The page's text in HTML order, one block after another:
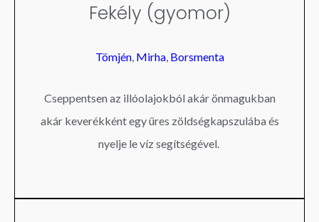
Fekély (gyomor)
Tömjén, Mirha, Borsmenta
Cseppentsen az illóolajokból akár önmagukban
akár keverékként egy üres zöldségkapszulába és
nyelje le víz segítségével.